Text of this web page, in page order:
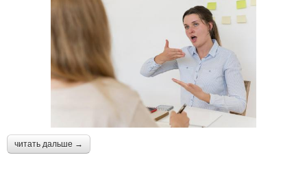
читать дальше →